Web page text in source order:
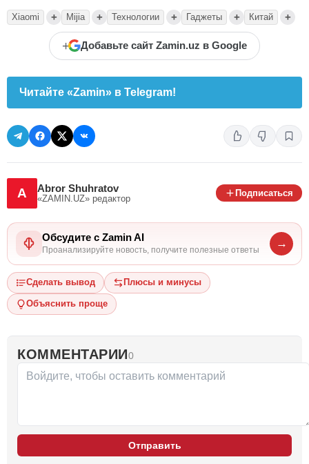
Xiaomi + Mijia + Технологии + Гаджеты + Китай +
+ Добавьте сайт Zamin.uz в Google
Читайте «Zamin» в Telegram!
A Abror Shuhratov
«ZAMIN.UZ» редактор
Подписаться
Обсудите с Zamin AI
Проанализируйте новость, получите полезные ответы
→
Сделать вывод Плюсы и минусы
Объяснить проще
КОММЕНТАРИИ0
Отправить